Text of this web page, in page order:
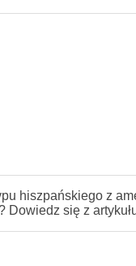
hiszpańskiego z
się z